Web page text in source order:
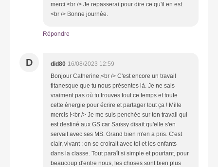
merci.<br /> Je repasserai pour dire ce qu'il en est.
<br /> Bonne journée.
Répondre
D did80 16/08/2023 12:59
Bonjour Catherine,<br /> C'est encore un travail
titanesque que tu nous présentes là. Je ne sais
vraiment pas où tu trouves tout ce temps et toute
cette énergie pour écrire et partager tout ça ! Mille
mercis !<br /> Je me suis penchée sur ton travail qui
est destiné aux GS car Saïssy disait qu'elle s'en
servait avec ses MS. Grand bien m'en a pris. C'est
clair, vivant ; on se croirait avec toi et les enfants
dans la classe. Tout paraît si simple et pourtant, pour
beaucoup d'entre nous, les choses sont bien plus